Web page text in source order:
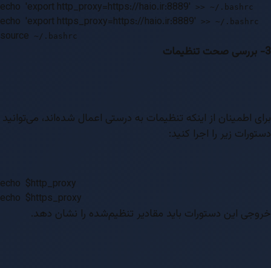
echo 'export http_proxy=https://haio.ir:8889' >> ~/.bashrc
echo 'export https_proxy=https://haio.ir:8889' >> ~/.bashrc
source ~/.bashrc
3- بررسی صحت تنظیمات
برای اطمینان از اینکه تنظیمات به درستی اعمال شده‌اند، می‌توانید
دستورات زیر را اجرا کنید:
echo $http_proxy
echo $https_proxy
خروجی این دستورات باید مقادیر تنظیم‌شده را نشان دهد.